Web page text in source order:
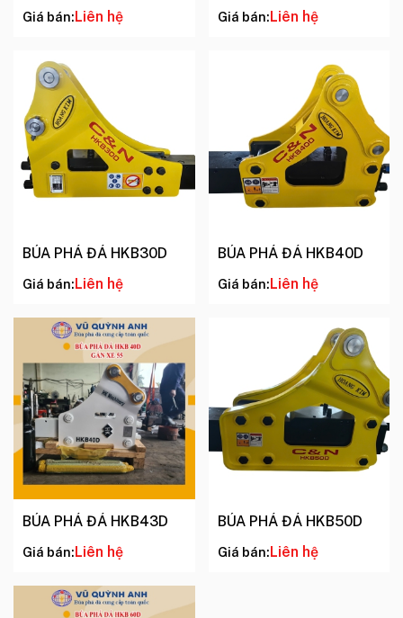
Giá bán:Liên hệ Giá bán:Liên hệ
BÚA PHÁ ĐÁ HKB30D
Giá bán: Liên hệ
BÚA PHÁ ĐÁ HKB40D
Giá bán: Liên hệ
BÚA PHÁ ĐÁ HKB43D
Giá bán:Liên hệ
BÚA PHÁ ĐÁ HKB50D
Giá bán:Liên hệ